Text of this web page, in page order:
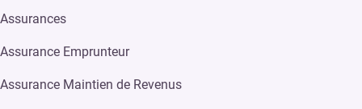
Assurances
Assurance Emprunteur
Assurance Maintien de Revenus